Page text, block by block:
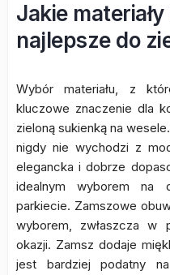
Jakie
najlepsze do
Wybór materiału, z
kluczowe znaczenie dla
zieloną sukienką na
nigdy nie wychodzi z
elegancka i dobrze
idealnym wyborem na
parkiecie. Zamszowe
wyborem, zwłaszcza w
okazji. Zamsz dodaje
jest bardziej podatny